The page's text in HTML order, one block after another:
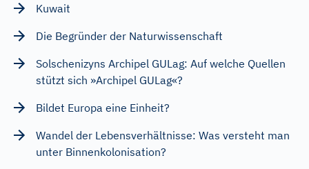
Kuwait
Die Begründer der Naturwissenschaft
Solschenizyns Archipel GULag: Auf welche Quellen
stützt sich »Archipel GULag«?
Bildet Europa eine Einheit?
Wandel der Lebensverhältnisse: Was versteht man
unter Binnenkolonisation?